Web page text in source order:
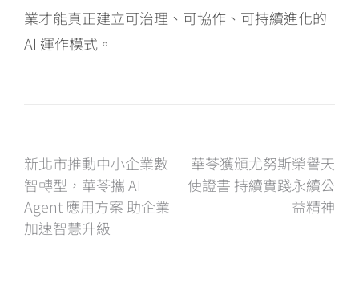
業才能真正建立可治理、可協作、可持續進化的
AI 運作模式。
文
章
新北市推動中小企業數
智轉型，華苓攜 AI
Agent 應用方案 助企業
加速智慧升級
華苓獲頒尤努斯榮譽天
使證書 持續實踐永續公
益精神